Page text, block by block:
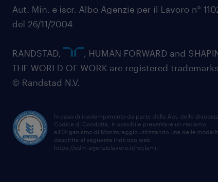
Aut. Min. e iscr. Albo Agenzie per il Lavoro n°
del 26/11/2004
RANDSTAD,
, HUMAN FORWARD and
THE WORLD OF WORK are registered
© Randstad N.V.
In caso di inadempimento da parte della ApL delle
Codice di Condotta, è possibile presentare un reclamo
all’Organismo di Monitoraggio utilizzando una delle
descritte al seguente indirizzo web
https://odm-agenzielavoro.it/reclami